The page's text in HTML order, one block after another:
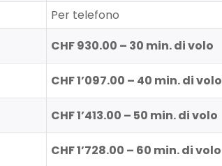
Per telefono
CHF 930.00 – 30 min. di volo
CHF 1’097.00 – 40 min. di volo
CHF 1’413.00 – 50 min. di volo
CHF 1’728.00 – 60 min. di volo